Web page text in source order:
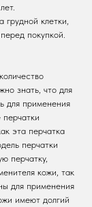
клетки,
покупкой.
знать, что для
для применения
эта перчатка
перчатки
перчатку,
кожи, так
для применения
имеют долгий